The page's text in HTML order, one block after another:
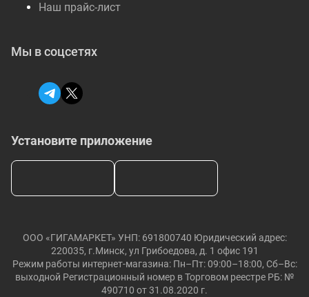
Наш прайс-лист
Установите приложение
Мы в соцсетях
ООО «ГИГАМАРКЕТ» УНП: 691800740 Юридический адрес:
220035, г.Минск, ул Грибоедова, д. 1 офис 191
Режим работы интернет-магазина: Пн–Пт: 09:00–18:00, Сб–Вс:
выходной Регистрационный номер в Торговом реестре РБ: №
490710 от 31.08.2020 г.